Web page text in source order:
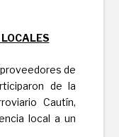
de
de la
Cautín,
local a un